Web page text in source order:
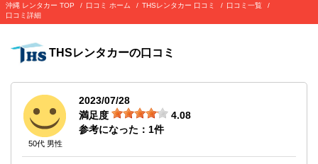
沖縄 レンタカー TOP 口コミ ホーム THSレンタカー 口コミ
口コミ一覧
口コミ詳細
THSレンタカーの口コミ
50代 男性
2023/07/28
満足度
4.08
参考になった： 1件